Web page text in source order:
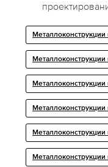
Металлоконструкции
Металлоконструкции
Металлоконструкции